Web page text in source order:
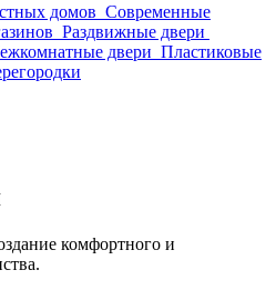
домов Современные
Раздвижные двери
двери Пластиковые
комфортного и